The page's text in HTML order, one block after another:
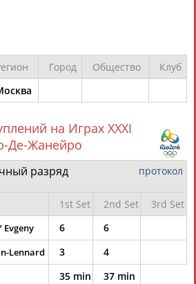
АБДУВАЛИЕВ
АБДУЛАЕВ
Камиль
АБДУЛАЗИЗОВ
Загалав
АБДУЛБЕКОВ
Магомед
АБДУЛКАГИРОВАБДУЛЛАЕВ
Город Общество
Клуб
на Играх XXXI
Де-Жанейро
протокол
разряд
1st Set
2nd Set
3rd Set
Evgeny 6
6
Lennard 3
4
35 min 37 min